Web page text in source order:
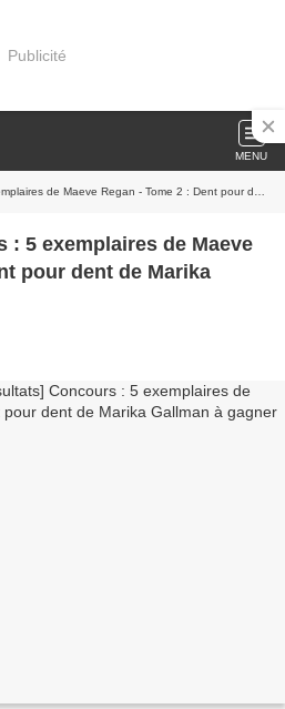
Publicité
MENU
Regan - Tome 2 : Dent pour dent de Marika Gallman à gagner !
: 5 exemplaires de Maeve
pour dent de Marika